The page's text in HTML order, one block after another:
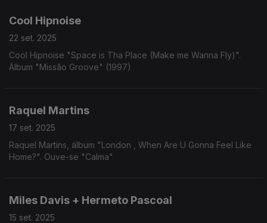
Cool Hipnoise
22 set. 2025
Cool Hipnoise "Space is Tha Place (Make me Wanna Fly)".
Álbum "Missão Groove" (1997)
Raquel Martins
17 set. 2025
Raquel Martins, álbum "London , When Are U Gonna Feel Like
Home?". Ouve-se "Calma"
Miles Davis + Hermeto Pascoal
15 set. 2025